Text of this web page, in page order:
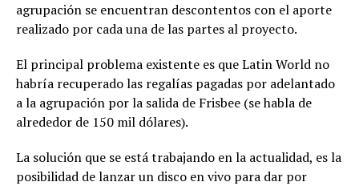
agrupación se encuentran descontentos con el aporte
realizado por cada una de las partes al proyecto.
El principal problema existente es que Latin World no
habría recuperado las regalías pagadas por adelantado
a la agrupación por la salida de Frisbee (se habla de
alrededor de 150 mil dólares).
La solución que se está trabajando en la actualidad, es la
posibilidad de lanzar un disco en vivo para dar por